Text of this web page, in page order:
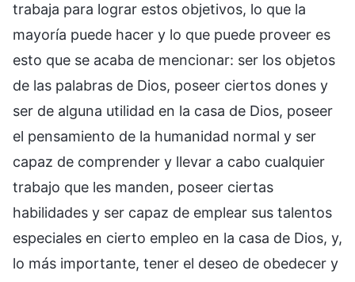
trabaja para lograr estos objetivos, lo que la
mayoría puede hacer y lo que puede proveer es
esto que se acaba de mencionar: ser los objetos
de las palabras de Dios, poseer ciertos dones y
ser de alguna utilidad en la casa de Dios, poseer
el pensamiento de la humanidad normal y ser
capaz de comprender y llevar a cabo cualquier
trabajo que les manden, poseer ciertas
habilidades y ser capaz de emplear sus talentos
especiales en cierto empleo en la casa de Dios, y,
lo más importante, tener el deseo de obedecer y